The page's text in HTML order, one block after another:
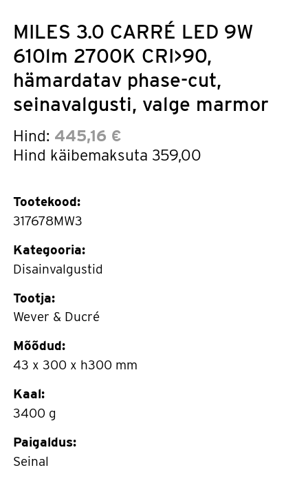
MILES 3.0 CARRÉ LED 9W
610lm 2700K CRI>90,
hämardatav phase-cut,
seinavalgusti, valge marmor
Hind: 445,16 €
Hind käibemaksuta 359,00
Tootekood:
317678MW3
Kategooria:
Disainvalgustid
Tootja:
Wever & Ducré
Mõõdud:
43 x 300 x h300 mm
Kaal:
3400 g
Paigaldus:
Seinal